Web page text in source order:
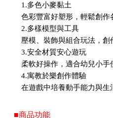
1.多色小麥黏土
色彩豐富好塑形，輕鬆創作
2.多樣模型與工具
壓模、裝飾與組合玩法，創
3.安全材質安心遊玩
柔軟好操作，適合幼兒小手
4.寓教於樂創作體驗
在遊戲中培養動手能力與生
■商品功能